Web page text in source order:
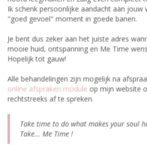
Ik schenk persoonlijke aandacht aan jouw
"goed gevoel" moment in goede banen.
Je bent dus zeker aan het juiste adres
mooie huid, ontspanning en Me Time
Hopelijk tot gauw!
Alle behandelingen zijn mogelijk na
online afspraken module op mijn website
rechtstreeks af te spreken.
Take time to do what makes your soul
Take... Me Time !